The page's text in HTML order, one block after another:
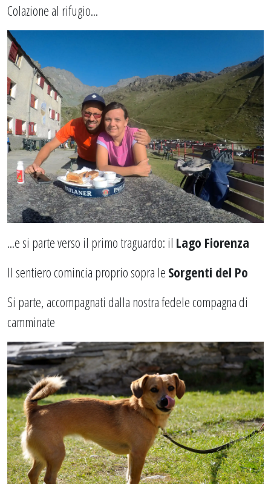
Colazione al rifugio...
...e si parte verso il primo traguardo: il Lago Fiorenza
Il sentiero comincia proprio sopra le Sorgenti del Po
Si parte, accompagnati dalla nostra fedele compagna di
camminate